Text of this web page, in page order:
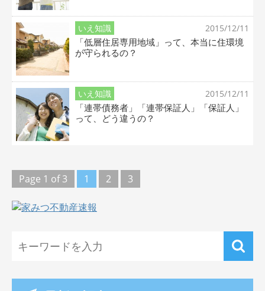
いえ知識 2015/12/11
「低層住居専用地域」って、本当に住環境
が守られるの？
いえ知識 2015/12/11
「連帯債務者」「連帯保証人」「保証人」
って、どう違うの？
Page 1 of 3 1 2 3